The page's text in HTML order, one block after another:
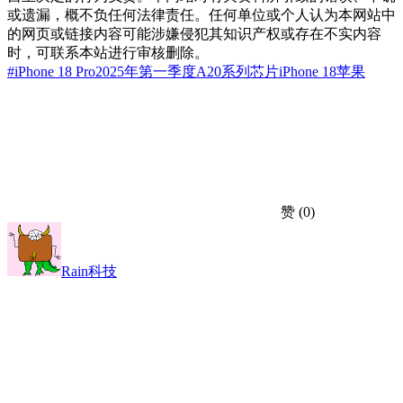
或遗漏，概不负任何法律责任。任何单位或个人认为本网站中
的网页或链接内容可能涉嫌侵犯其知识产权或存在不实内容
时，可联系本站进行审核删除。
#iPhone 18 Pro2025年第一季度A20系列芯片iPhone 18苹果
赞 (0)
Rain科技